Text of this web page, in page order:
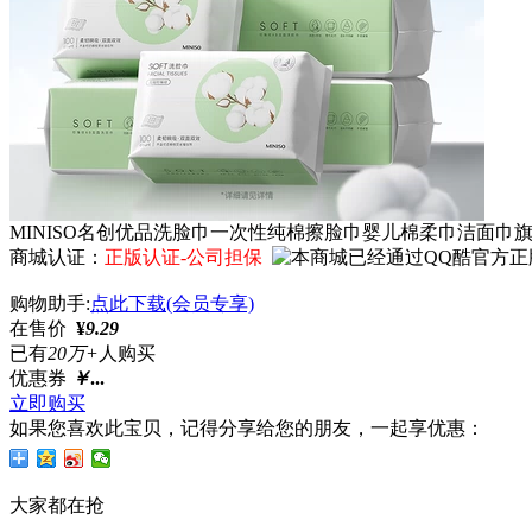
MINISO名创优品洗脸巾一次性纯棉擦脸巾婴儿棉柔巾洁面巾
商城认证： 正版认证-公司担保
购物助手:点此下载(会员专享)
在售价 ¥9.29
已有20万+ 人购买
优惠券 ￥...
立即购买
如果您喜欢此宝贝，记得分享给您的朋友，一起享优惠：
大家都在抢